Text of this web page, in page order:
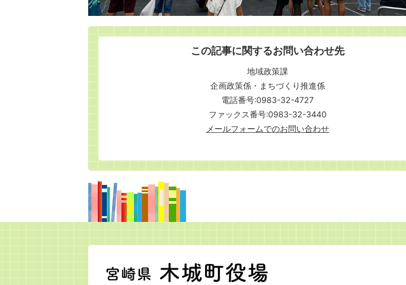
この記事に関するお問い合わせ先
地域政策課
企画政策係・まちづくり推進係
電話番号:0983-32-4727
ファックス番号:0983-32-3440
メールフォームでのお問い合わせ
宮
崎